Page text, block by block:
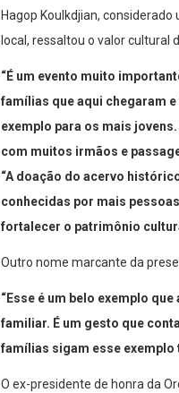
Hagop Koulkdjian,
local, ressaltou o valor cultural
“É um evento muito
famílias que aqui chegaram
exemplo para os mais
com muitos irmãos e
“A doação do acervo
conhecidas por mais
fortalecer o patrimônio
Outro nome marcante da
“Esse é um belo exemplo
familiar. É um gesto que
famílias sigam esse exemplo
O ex-presidente de honra da